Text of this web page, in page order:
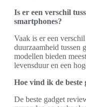
Is er een verschil
smartphones?
Vaak is er een
duurzaamheid tussen
modellen bieden
levensduur en een
Hoe vind ik de beste
De beste gadget